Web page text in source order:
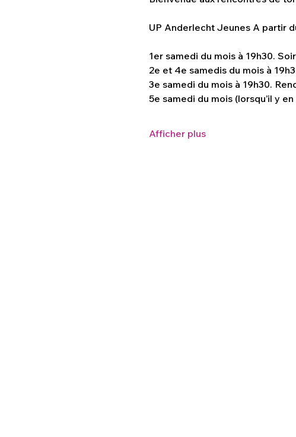
UP Anderlecht Jeunes A partir
1er samedi du mois à 19h30.
2e et 4e samedis du mois à
3e samedi du mois à 19h30.
5e samedi du mois (lorsqu’il y
Afficher plus